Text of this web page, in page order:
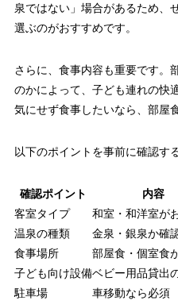
泉ではない」場合があるため、
選ぶのがおすすめです。
さらに、食事内容も重要です。
のかによって、子ども連れの快
気にせず食事したいなら、部屋
以下のポイントを事前に確認す
確認ポイント
内容
客室タイプ
和室・和洋室が
温泉の種類
金泉・銀泉か確
食事場所
部屋食・個室食
子ども向け設備ベビー用品貸出
駐車場
車移動なら必須